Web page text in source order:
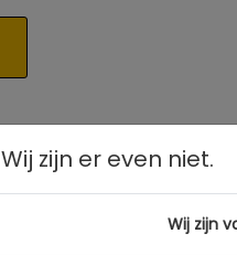
Wij zijn er even niet.
Wij zijn